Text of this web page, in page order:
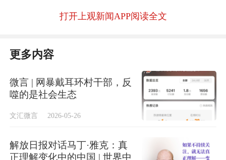
类命运共同体建设为目标，建立中东研究全球
网络，推动中国成为全球中东知识生产的重要
供给地。
打开上观新闻APP阅读全文
更多内容
微言 | 网暴戴耳环村干部，反
噬的是社会生态
文汇微言 2026-05-26
解放日报对话马丁·雅克：真
正理解变化中的中国 | 世界中